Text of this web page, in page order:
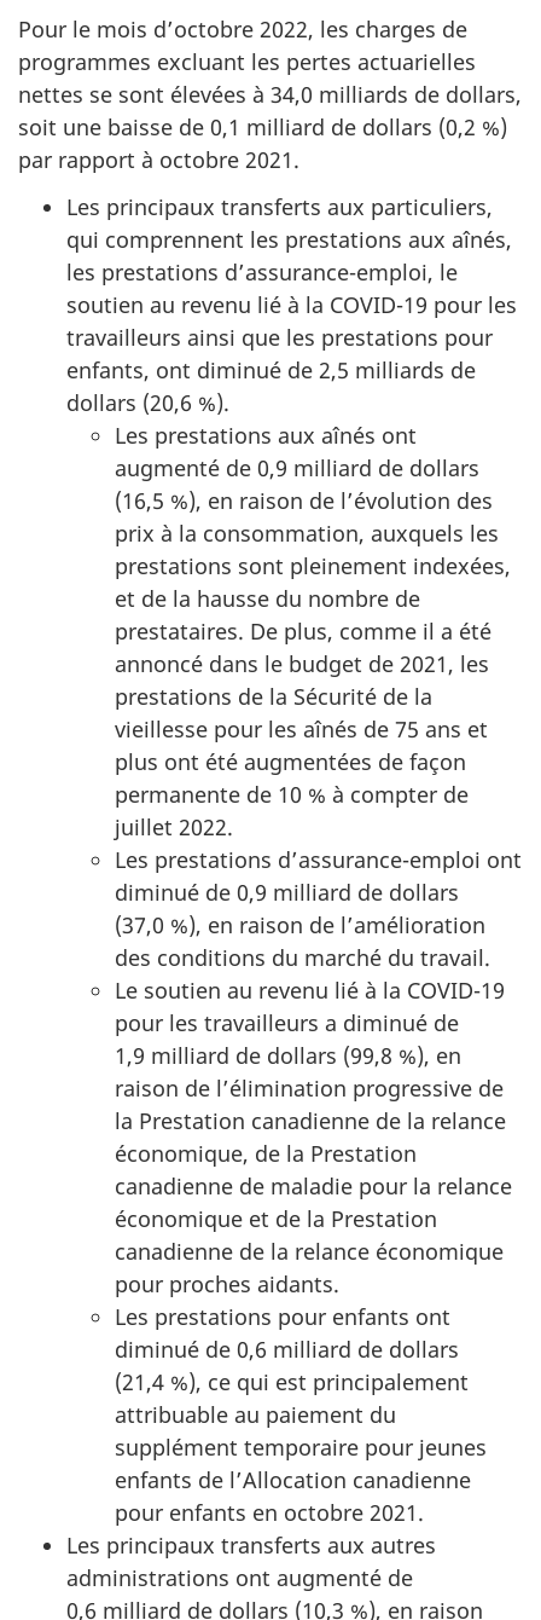
Pour le mois d’octobre 2022, les charges de
programmes excluant les pertes actuarielles
nettes se sont élevées à 34,0 milliards de dollars,
soit une baisse de 0,1 milliard de dollars (0,2 %)
par rapport à octobre 2021.
Les principaux transferts aux particuliers,
qui comprennent les prestations aux aînés,
les prestations d’assurance-emploi, le
soutien au revenu lié à la COVID-19 pour les
travailleurs ainsi que les prestations pour
enfants, ont diminué de 2,5 milliards de
dollars (20,6 %).
Les prestations aux aînés ont
augmenté de 0,9 milliard de dollars
(16,5 %), en raison de l’évolution des
prix à la consommation, auxquels les
prestations sont pleinement indexées,
et de la hausse du nombre de
prestataires. De plus, comme il a été
annoncé dans le budget de 2021, les
prestations de la Sécurité de la
vieillesse pour les aînés de 75 ans et
plus ont été augmentées de façon
permanente de 10 % à compter de
juillet 2022.
Les prestations d’assurance-emploi ont
diminué de 0,9 milliard de dollars
(37,0 %), en raison de l’amélioration
des conditions du marché du travail.
Le soutien au revenu lié à la COVID-19
pour les travailleurs a diminué de
1,9 milliard de dollars (99,8 %), en
raison de l’élimination progressive de
la Prestation canadienne de la relance
économique, de la Prestation
canadienne de maladie pour la relance
économique et de la Prestation
canadienne de la relance économique
pour proches aidants.
Les prestations pour enfants ont
diminué de 0,6 milliard de dollars
(21,4 %), ce qui est principalement
attribuable au paiement du
supplément temporaire pour jeunes
enfants de l’Allocation canadienne
pour enfants en octobre 2021.
Les principaux transferts aux autres
administrations ont augmenté de
0,6 milliard de dollars (10,3 %), en raison